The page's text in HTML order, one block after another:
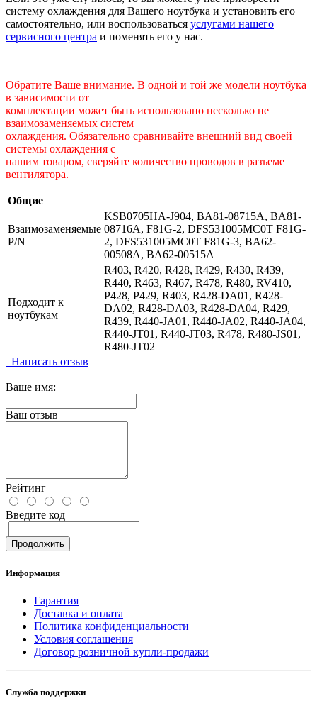
систему охлаждения для Вашего ноутбука и установить его
самостоятельно, или воспользоваться услугами нашего
сервисного центра и поменять его у нас.
Обратите Ваше внимание. В одной и той же модели ноутбука
в зависимости от
комплектации может быть использовано несколько не
взаимозаменяемых систем
охлаждения. Обязательно сравнивайте внешний вид своей
системы охлаждения с
нашим товаром, сверяйте количество проводов в разъеме
вентилятора.
Общие
Взаимозаменяемые
P/N
KSB0705HA-J904, BA81-08715A, BA81-
08716A, F81G-2, DFS531005MC0T F81G-
2, DFS531005MC0T F81G-3, BA62-
00508A, BA62-00515A
Подходит к
ноутбукам
R403, R420, R428, R429, R430, R439,
R440, R463, R467, R478, R480, RV410,
P428, P429, R403, R428-DA01, R428-
DA02, R428-DA03, R428-DA04, R429,
R439, R440-JA01, R440-JA02, R440-JA04,
R440-JT01, R440-JT03, R478, R480-JS01,
R480-JT02
Написать отзыв
Ваше имя:
Ваш отзыв
Рейтинг
Введите код
Продолжить
Информация
Гарантия
Доставка и оплата
Политика конфиденциальности
Условия соглашения
Договор розничной купли-продажи
Служба поддержки